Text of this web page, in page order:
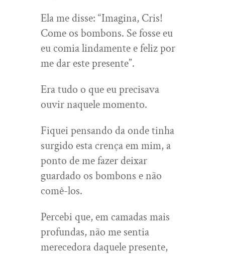
Ela me disse: “Imagina, Cris!
Come os bombons. Se fosse eu
eu comia lindamente e feliz por
me dar este presente”.
Era tudo o que eu precisava
ouvir naquele momento.
Fiquei pensando da onde tinha
surgido esta crença em mim, a
ponto de me fazer deixar
guardado os bombons e não
comê-los.
Percebi que, em camadas mais
profundas, não me sentia
merecedora daquele presente,